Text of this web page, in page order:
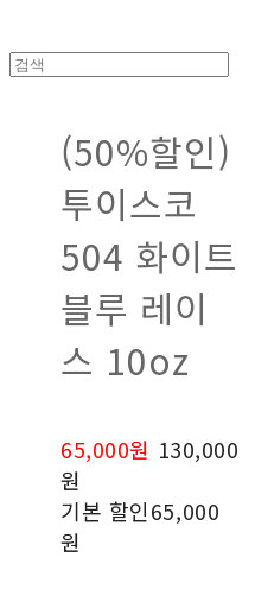
(50%할인)
투이스코
504 화이트
블루 레이
스 10oz
65,000원 130,000
원
기본 할인65,000
원